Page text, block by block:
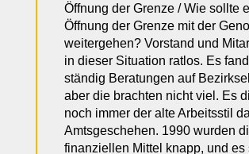
Öffnung der Grenze / Wie sollte
Öffnung der Grenze mit der
weitergehen? Vorstand und
in dieser Situation ratlos. Es
ständig Beratungen auf
aber die brachten nicht viel. Es
noch immer der alte Arbeitsstil
Amtsgeschehen. 1990 wurden
finanziellen Mittel knapp, und es